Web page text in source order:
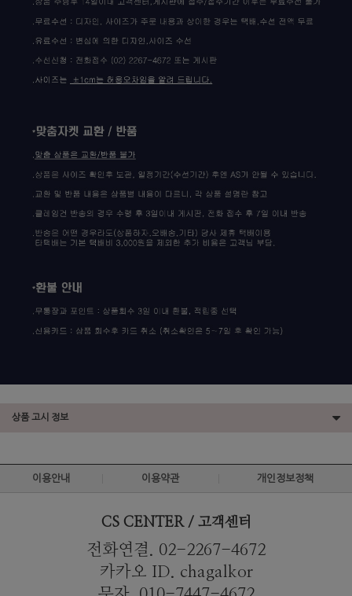
상품 고시 정보
이용안내 이용약관 개인정보정책
CS CENTER / 고객센터
전화연결. 02-2267-4672
카카오 ID. chagalkor